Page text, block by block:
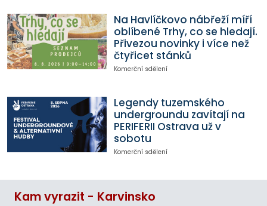
Na Havlíčkovo nábřeží míří
oblíbené Trhy, co se hledají.
Přivezou novinky i více než
čtyřicet stánků
Komerční sdělení
Legendy tuzemského
undergroundu zavítají na
PERIFERII Ostrava už v
sobotu
Komerční sdělení
Kam vyrazit - Karvinsko